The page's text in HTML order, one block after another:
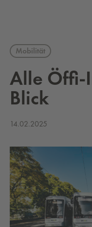
Mobilität
Alle Öffi-
Blick
14.02.2025